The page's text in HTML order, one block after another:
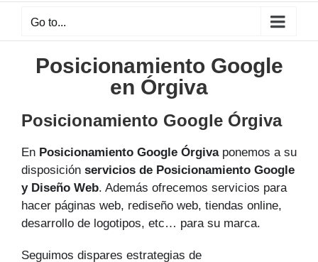
Go to...
Posicionamiento Google
en Órgiva
Posicionamiento Google Órgiva
En Posicionamiento Google Órgivaponemos a su
disposición servicios de Posicionamiento Google
y Diseño Web. Además ofrecemos servicios para
hacer páginas web, rediseño web, tiendas online,
desarrollo de logotipos, etc… para su marca.
Seguimos dispares estrategias de